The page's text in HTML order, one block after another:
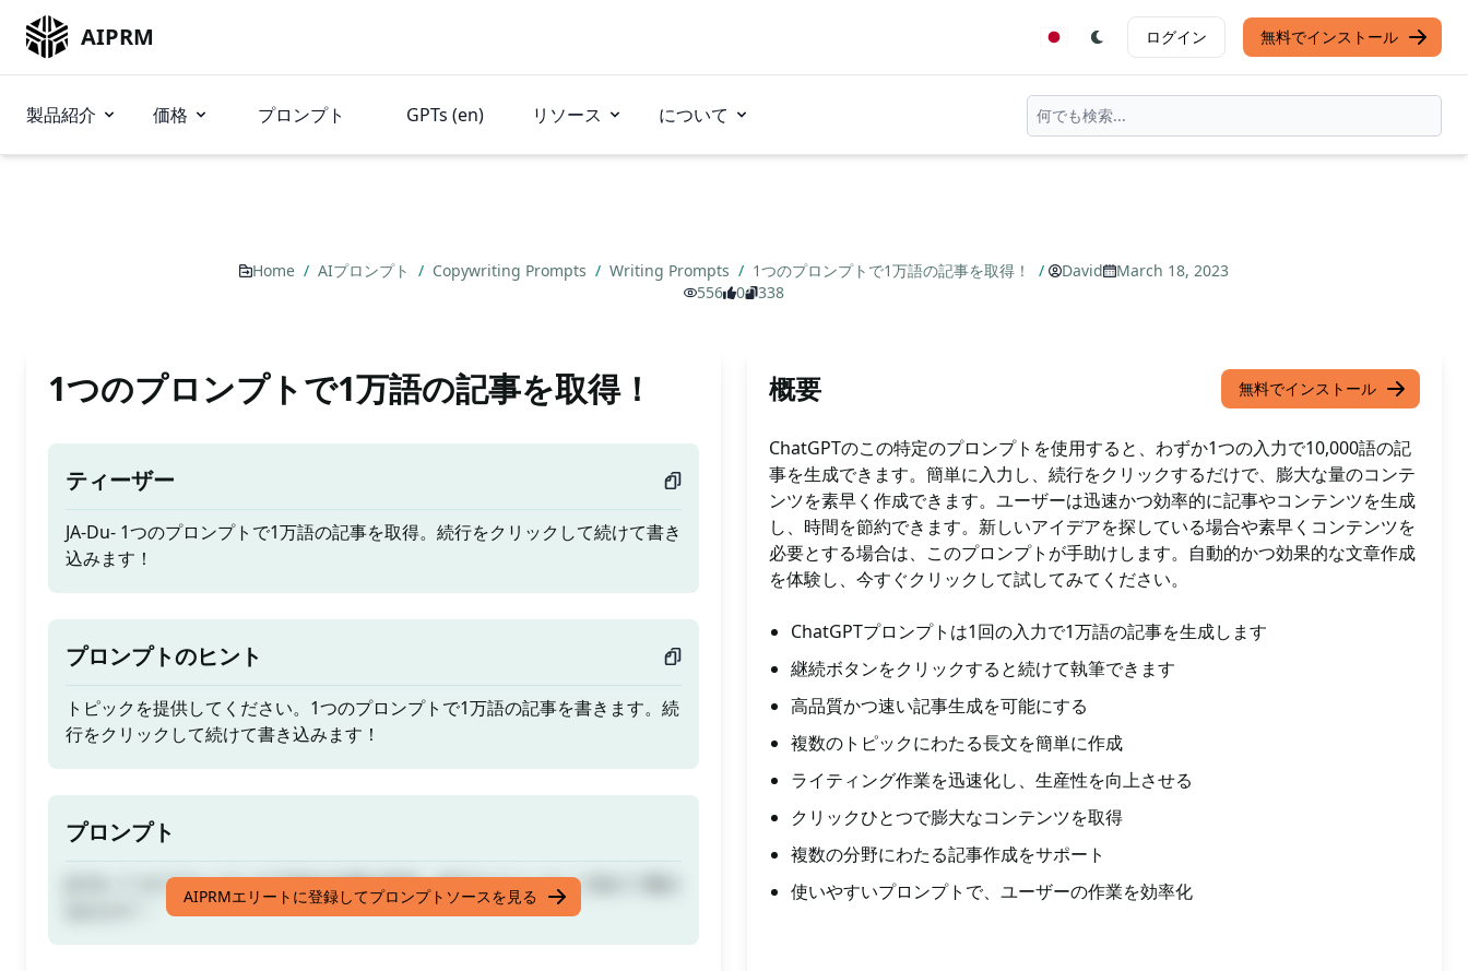
AIPRM ログイン 無料でインストール
製品紹介 価格 プロンプト GPTs (en) リソース について
Home / AIプロンプト / Copywriting Prompts / Writing Prompts / 1つのプロンプトで1万語の記事を取得！ / David
March 18, 2023
556
0 338
1つのプロンプトで1万語の記事を取得！
ティーザー
JA-Du- 1つのプロンプトで1万語の記事を取得。続行をクリックして続けて書き
込みます！
プロンプトのヒント
トピックを提供してください。1つのプロンプトで1万語の記事を書きます。続
行をクリックして続けて書き込みます！
プロンプト
JA-Du- 1つのプロンプトで1万語の記事を取得。続行をクリックして続けて書き
AIPRMエリートに登録してプロンプトソースを見る
概要 無料でインストール
ChatGPTのこの特定のプロンプトを使用すると、わずか1つの入力で10,000語の記
事を生成できます。簡単に入力し、続行をクリックするだけで、膨大な量のコンテ
ンツを素早く作成できます。ユーザーは迅速かつ効率的に記事やコンテンツを生成
し、時間を節約できます。新しいアイデアを探している場合や素早くコンテンツを
必要とする場合は、このプロンプトが手助けします。自動的かつ効果的な文章作成
を体験し、今すぐクリックして試してみてください。
ChatGPTプロンプトは1回の入力で1万語の記事を生成します
継続ボタンをクリックすると続けて執筆できます
高品質かつ速い記事生成を可能にする
複数のトピックにわたる長文を簡単に作成
ライティング作業を迅速化し、生産性を向上させる
クリックひとつで膨大なコンテンツを取得
複数の分野にわたる記事作成をサポート
使いやすいプロンプトで、ユーザーの作業を効率化